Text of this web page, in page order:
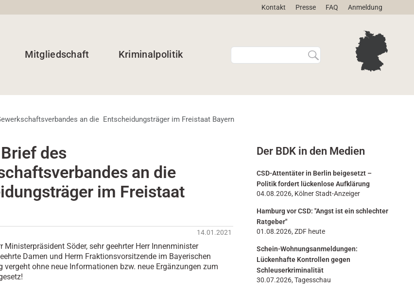
Kontakt Presse FAQ Anmeldung
Mitgliedschaft Kriminalpolitik
W
e
d
n
E
r
r
an die Entscheidungsträger im Freistaat Bayern
des
an die
im Freistaat
14.01.2021
Ministerpräsident Söder, sehr geehrter Herr Innenminister
Damen und Herrn Fraktionsvorsitzende im Bayerischen
vergeht ohne neue Informationen bzw. neue Ergänzungen zum
Der BDK in den Medien
CSD-Attentäter in Berlin beigesetzt –
Politik fordert lückenlose Aufklärung
04.08.2026, Kölner Stadt-Anzeiger
Hamburg vor CSD: "Angst ist ein schlechter
Ratgeber"
01.08.2026, ZDF heute
Schein-Wohnungsanmeldungen:
Lückenhafte Kontrollen gegen
Schleuserkriminalität
30.07.2026, Tagesschau